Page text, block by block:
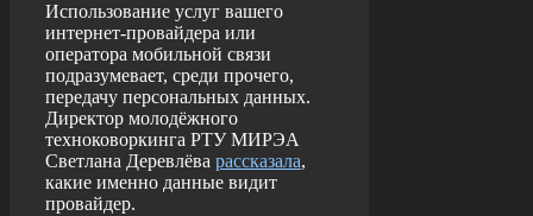
Использование услуг вашего
интернет-провайдера или
оператора мобильной связи
подразумевает, среди прочего,
передачу персональных данных.
Директор молодёжного
техноковоркинга РТУ МИРЭА
Светлана Деревлёва рассказала,
какие именно данные видит
провайдер.